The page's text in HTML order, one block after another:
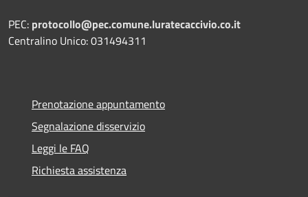
PEC: protocollo@pec.comune.luratecaccivio.co.it
Centralino Unico: 031494311
Prenotazione appuntamento
Segnalazione disservizio
Leggi le FAQ
Richiesta assistenza